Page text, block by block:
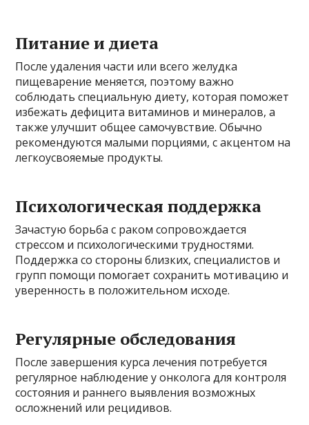
Питание и диета
После удаления части или всего желудка
пищеварение меняется, поэтому важно
соблюдать специальную диету, которая поможет
избежать дефицита витаминов и минералов, а
также улучшит общее самочувствие. Обычно
рекомендуются малыми порциями, с акцентом на
легкоусвояемые продукты.
Психологическая поддержка
Зачастую борьба с раком сопровождается
стрессом и психологическими трудностями.
Поддержка со стороны близких, специалистов и
групп помощи помогает сохранить мотивацию и
уверенность в положительном исходе.
Регулярные обследования
После завершения курса лечения потребуется
регулярное наблюдение у онколога для контроля
состояния и раннего выявления возможных
осложнений или рецидивов.